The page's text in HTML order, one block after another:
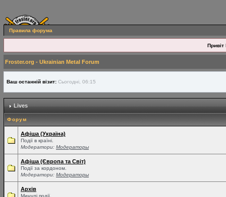
Правила форума
Привіт
Froster.org - Ukrainian Metal Forum
Ваш останній візит: Сьогодні, 06:15
Lives
Форум
Афіша (Україна)
Події в країні.
Модератори: Модераторы
Афіша (Європа та Світ)
Події за кордоном.
Модератори: Модераторы
Архів
Минулі події.